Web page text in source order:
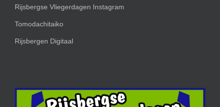
Rijsbergse Vliegerdagen Instagram
Tomodachitaiko
Rijsbergen Digitaal